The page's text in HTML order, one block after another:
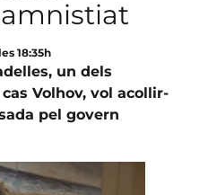
18:35h
un dels
Volhov, vol acollir-
pel govern